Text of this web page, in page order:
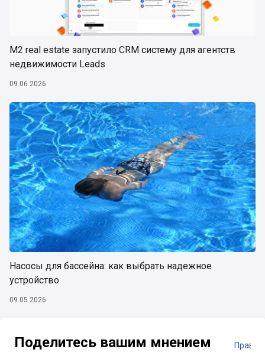
М2 real estate запустило CRM систему для агентств
недвижимости Leads
09.06.2026
Насосы для бассейна: как выбрать надежное
устройство
09.05.2026
Поделитесь вашим мнением